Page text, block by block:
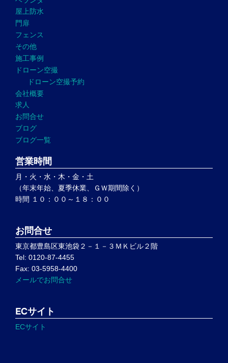
屋上防水
門扉
フェンス
その他
施工事例
ドローン空撮
ドローン空撮予約
会社概要
求人
お問合せ
ブログ
ブログ一覧
営業時間
月・火・水・木・金・土
（年末年始、夏季休業、ＧＷ期間除く）
時間 １０：００～１８：００
お問合せ
東京都豊島区東池袋２－１－３ＭＫビル２階
Tel: 0120-87-4455
Fax: 03-5958-4400
メールでお問合せ
ECサイト
ECサイト